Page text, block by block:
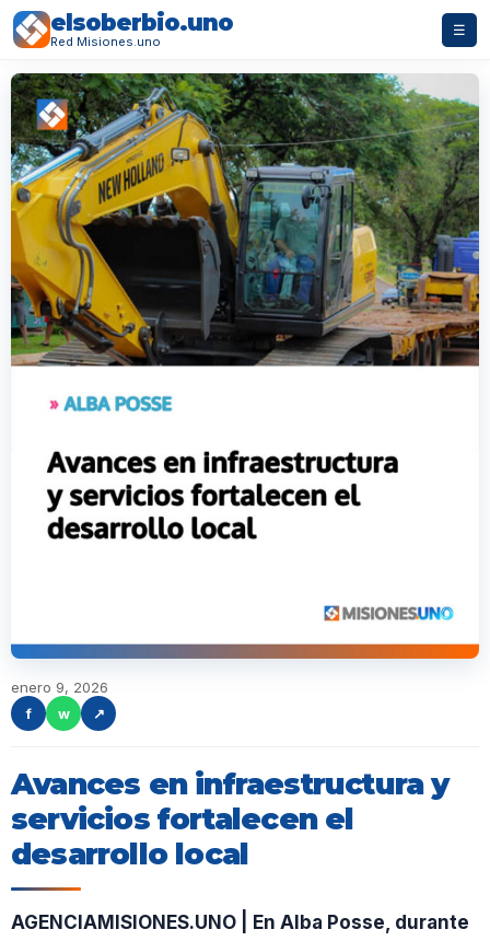
elsoberbio.uno
Red Misiones.uno
☰
enero 9, 2026
f
w ↗
Avances en infraestructura y
servicios fortalecen el
desarrollo local
AGENCIAMISIONES.UNO | En Alba Posse, durante